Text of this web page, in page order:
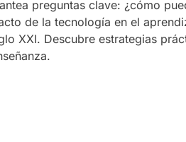
preguntas clave: ¿cómo
de la tecnología en el
XXI. Descubre estrategias